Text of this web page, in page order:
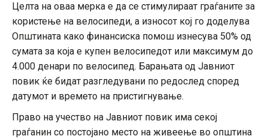
Целта на оваа мерка е да се стимулираат граѓаните за
користење на велосипеди, а износот кој го доделува
Општината како финансиска помош изнесува 50% од
сумата за која е купен велосипедот или максимум до
4.000 денари по велосипед. Барањата од Јавниот
повик ќе бидат разгледувани по редослед според
датумот и времето на пристигнување.
Право на учество на Јавниот повик има секој
граѓанин со постојано место на живеење во општина